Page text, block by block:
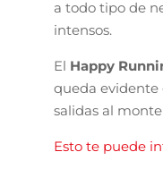
a todo tipo de
intensos.
El Happy
queda evidente
salidas al
Esto te puede